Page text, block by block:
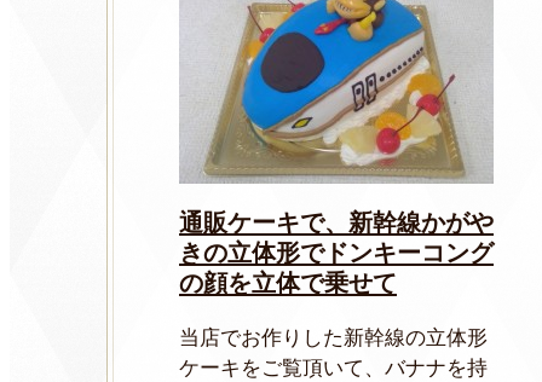
通販ケーキで、新幹線かがや
きの立体形でドンキーコング
の顔を立体で乗せて
当店でお作りした新幹線の立体形
ケーキをご覧頂いて、バナナを持